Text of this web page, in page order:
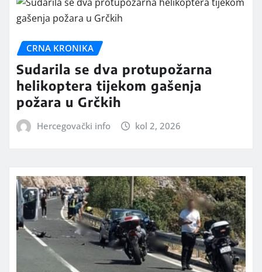
CRNA KRONIKA
Sudarila se dva protupožarna
helikoptera tijekom gašenja
požara u Grčkih
Hercegovački info kol 2, 2026